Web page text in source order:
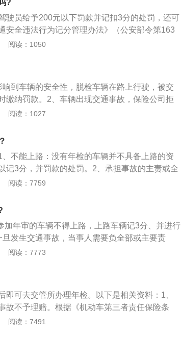
上二百元以下罚款。本法另有规定的，依照规定
挂机动车号牌，未放置检验合格标志、保险标
驶证的，公安机关交通管理部门应当扣留机动
、标志或者补办相应手续。当事人提供相应的牌
市场监管总局四部门联合印发《关于深化机动车
作意见》的规定，放宽九座及九座以下非营运
车、非法改装车除外）检验周期、网上预约检验
面包车、事故车、非法改装车除外）年检周期，
年：上线检验调整为2次，即第6年、第10年需要
第8年、第10年需要上线检验）；3、车龄10年
（原政策：车龄超10年以上需一年一检，车龄超
家车外，摩托车的年检周期也有所放宽，将原本
年检验1次。
?
驶员给予200元以下罚款并记扣3分的处罚，还可
安全违法行为记分管理办法》（公安部令第163
动车驾驶人有下列交通违法行为之一，一次记3
据《中华人民共和国道路交通安全法》第九十五
悬挂机动车号牌，未放置检验合格标志、保险标
驶证的，公安机关交通管理部门应当扣留机动
、标志或者补办相应手续，并可以依照本法第九
供相应的牌证、标志或者补办相应手续的，应当
条机动车驾驶人违反道路交通安全法律、法规关
二十元以上二百元以下罚款。本法另有规定的，
平时所说的验车。《中华人民共和国道路交通安
客汽车5年以内每年检验1次；超过5年的，每6
次；(三)小型、微型非营运载客汽车6年以内每2
验1次；超过15年的，每6个月检验1次；(四)摩
4年的，每年检验1次；(五)拖拉机和其他机动车
检验期限内经安全技术检验合格的，不再重复
定，自2022年10月1号起，做了以下优化调整：
10年内上线检验3次调整为检验2次（第6年、第1
验1次，调整为每年检验1次。对摩托车，将原1
（第6年、第10年），10年以后每年检验1次。
托车在10年内，只需要在第6年、第10年到检验
阅读：1050
到车辆的安全性，脱检车辆在路上行驶，被交
缴纳罚款。2、车辆出现交通事故，保险公司拒
有办理年检手续，车辆会被强制报废。车辆年
处罚：1.以月为单位：年检逾期需要接受相应处
发生事故，保险拒赔。2.以年为单位：根据车辆
的旧车，拖1至2年不年检，有车辆直接被注销报
检只能提前不能延后，否则就算做逾期了。
阅读：1027
不能上路：没有年检的车辆并不具备上路的资
记3分，并罚款的处罚。2、承担事故的主责或全
成的一切交通事故，由当事人负全部或主要责
止驾驶机动车，并带相关资料去当地的车管部门
们需要先处理好违章，再带着车主本人身份
单先去开具年检逾期罚单，并去银行缴纳罚款
阅读：7759
加年审的车辆不得上路，上路车辆记3分、并进行
发生交通事故，当事人需要负全部或主要责
加年审上路属于非法驾驶，可以做扣车处理。
辆除外。)6年内免检政策。“6年内的新车免予上
。
阅读：7773
即可去交管所办理年检。以下是相关资料：1、
故不予理赔。根据《机动车第三者责任保险条
车辆未按规定年审或年审不合格以及保险车辆不
阅读：7491